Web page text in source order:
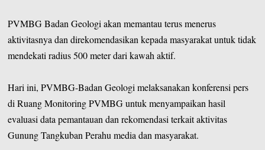
PVMBG Badan Geologi akan memantau terus menerus
aktivitasnya dan direkomendasikan kepada masyarakat untuk tidak
mendekati radius 500 meter dari kawah aktif.
Hari ini, PVMBG-Badan Geologi melaksanakan konferensi pers
di Ruang Monitoring PVMBG untuk menyampaikan hasil
evaluasi data pemantauan dan rekomendasi terkait aktivitas
Gunung Tangkuban Perahu media dan masyarakat.